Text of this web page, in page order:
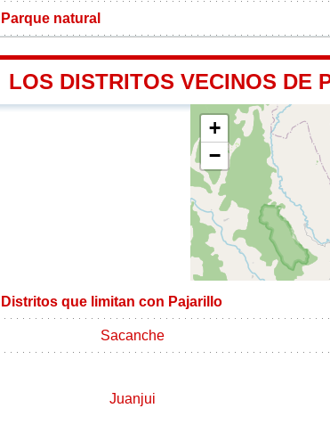
Parque natural
LOS DISTRITOS VECINOS DE
+
−
Distritos que limitan con Pajarillo
Sacanche
Juanjui